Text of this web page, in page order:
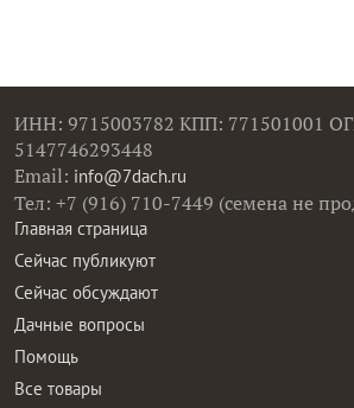
ИНН: 9715003782 КПП: 771501001
5147746293448
Email: info@7dach.ru
Тел: +7 (916) 710-7449 (семена не
Главная страница
Сейчас публикуют
Сейчас обсуждают
Дачные вопросы
Помощь
Все товары